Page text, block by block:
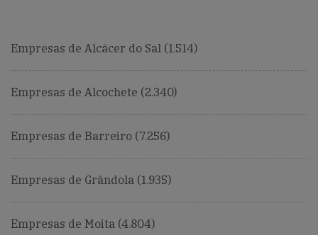
Empresas de Alcácer do Sal (1.514)
Empresas de Alcochete (2.340)
Empresas de Barreiro (7.256)
Empresas de Grândola (1.935)
Empresas de Moita (4.804)